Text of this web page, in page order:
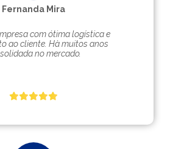
Fernanda Mira
com ótima logística e
ao cliente. Hà muitos anos
no mercado.